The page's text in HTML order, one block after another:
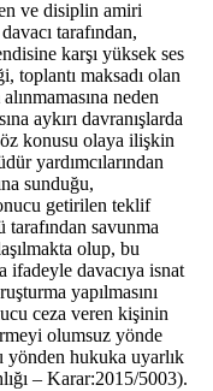
ve disiplin amiri
tarafından,
karşı yüksek ses
toplantı maksadı olan
neden
aykırı davranışlarda
konusu olaya ilişkin
yardımcılarından
sunduğu,
getirilen teklif
savunma
olup, bu
ifadeyle davacıya isnat
yapılmasını
ceza veren kişinin
olumsuz yönde
yönden hukuka uyarlık
– Karar:2015/5003).